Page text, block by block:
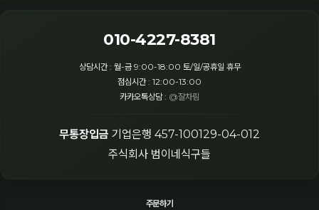
010-4227-8381
상담시간 : 월-금 9:00-18:00 토/일/공휴일 휴무
점심시간 : 12:00-13:00
카카오톡상담 : @잘차림
무통장입금 기업은행 457-100129-04-012
주식회사 범이네식구들
주문하기